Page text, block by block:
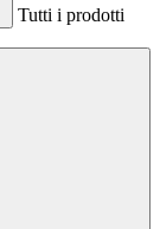
Tutti i prodotti